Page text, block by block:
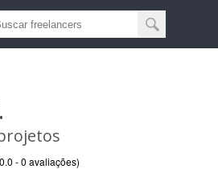
- 0 avaliações)